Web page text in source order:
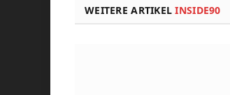
WEITERE ARTIKELINSIDE90